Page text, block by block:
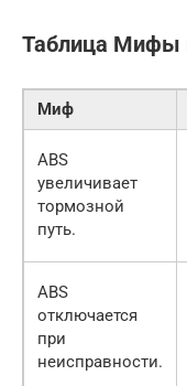
Таблица Мифы
Миф
ABS
увеличивает
тормозной
путь.
ABS
отключается
при
неисправности.